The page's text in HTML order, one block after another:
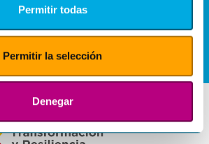
Permitir todas
Permitir la selección
Denegar